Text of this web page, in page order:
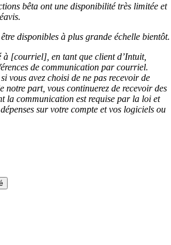
bêta ont une disponibilité très limitée et
disponibles à plus grande échelle bientôt.
à [courriel], en tant que client d’Intuit,
de communication par courriel.
vous avez choisi de ne pas recevoir de
notre part, vous continuerez de recevoir des
la communication est requise par la loi et
sur votre compte et vos logiciels ou